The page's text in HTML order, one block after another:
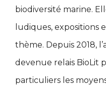
biodiversité marine.
ludiques, expositions
thème. Depuis 2018,
devenue relais BioLit
particuliers les